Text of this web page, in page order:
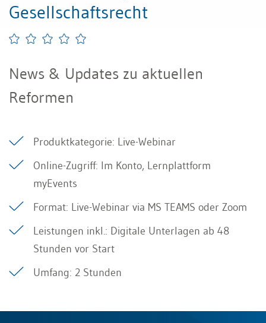
Gesellschaftsrecht
News & Updates zu aktuellen
Reformen
Produktkategorie: Live-Webinar
Online-Zugriff: Im Konto, Lernplattform
myEvents
Format: Live-Webinar via MS TEAMS oder Zoom
Leistungen inkl.: Digitale Unterlagen ab 48
Stunden vor Start
Umfang: 2 Stunden